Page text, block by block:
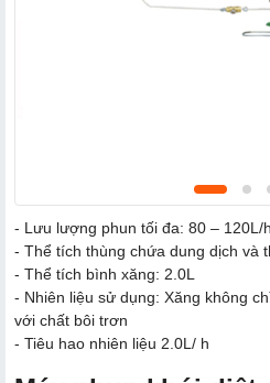
- Lưu lượng phun tối đa: 80 – 120L/h.
- Thể tích thùng chứa dung dịch và
- Thể tích bình xăng: 2.0L
- Nhiên liệu sử dụng: Xăng không
với chất bôi trơn
- Tiêu hao nhiên liệu 2.0L/ h